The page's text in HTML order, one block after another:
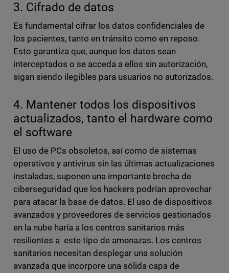
3. Cifrado de datos
Es fundamental cifrar los datos confidenciales de
los pacientes, tanto en tránsito como en reposo.
Esto garantiza que, aunque los datos sean
interceptados o se acceda a ellos sin autorización,
sigan siendo ilegibles para usuarios no autorizados.
4. Mantener todos los dispositivos
actualizados, tanto el hardware como
el software
El uso de PCs obsoletos, así como de sistemas
operativos y antivirus sin las últimas actualizaciones
instaladas, suponen una importante brecha de
ciberseguridad que los hackers podrían aprovechar
para atacar la base de datos. El uso de dispositivos
avanzados y proveedores de servicios gestionados
en la nube haría a los centros sanitarios más
resilientes a este tipo de amenazas. Los centros
sanitarios necesitan desplegar una solución
avanzada que incorpore una sólida capa de